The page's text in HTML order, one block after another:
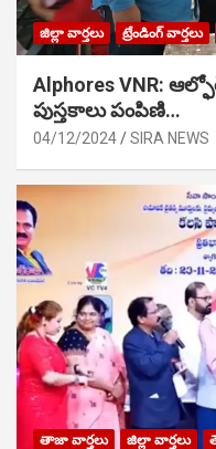
జిల్లా వార్తలు ట్రేండింగ్ వార్తలు
Alphores VNR:
పుస్తకాలు పంపిణి…
04/12/2024 SIRA NEWS
తాజా వార్తలు జిల్లా వార్తలు